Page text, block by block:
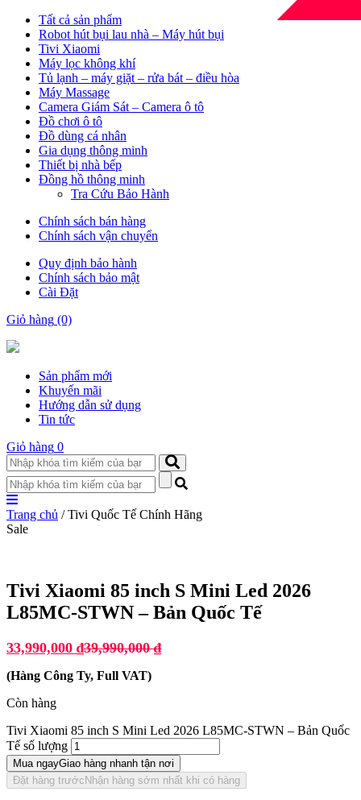
Tất cả sản phẩm
Robot hút bụi lau nhà – Máy hút bụi
Tivi Xiaomi
Máy lọc không khí
Tủ lạnh – máy giặt – rửa bát – điều hòa
Máy Massage
Camera Giám Sát – Camera ô tô
Đồ chơi ô tô
Đồ dùng cá nhân
Gia dụng thông minh
Thiết bị nhà bếp
Đồng hồ thông minh
Tra Cứu Bảo Hành
Chính sách bán hàng
Chính sách vận chuyển
Quy định bảo hành
Chính sách bảo mật
Cài Đặt
Giỏ hàng (0)
Sản phẩm mới
Khuyến mãi
Hướng dẫn sử dụng
Tin tức
Giỏ hàng 0
Trang chủ / Tivi Quốc Tế Chính Hãng
Sale
Tivi Xiaomi 85 inch S Mini Led 2026
L85MC-STWN – Bản Quốc Tế
33,990,000 ₫39,990,000₫
(Hàng Công Ty, Full VAT)
Còn hàng
Tivi Xiaomi 85 inch S Mini Led 2026 L85MC-STWN – Bản Quốc
Tế số lượng
Mua ngayGiao hàng nhanh tận nơi
Đặt hàng trước Nhận hàng sớm nhất khi có hàng